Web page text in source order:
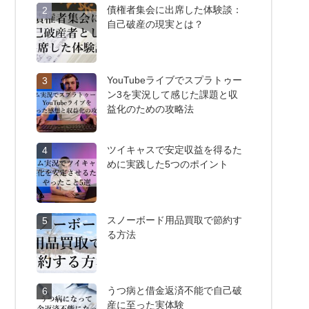
2
債権者集会に出席した体験談：
自己破産の現実とは？
3
YouTubeライブでスプラトゥー
ン3を実況して感じた課題と収
益化のための攻略法
4
ツイキャスで安定収益を得るた
めに実践した5つのポイント
5
スノーボード用品買取で節約す
る方法
6
うつ病と借金返済不能で自己破
産に至った実体験